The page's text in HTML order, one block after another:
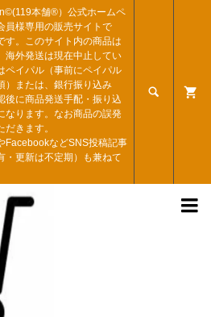
本舗®︎）公式ホームペ
員様専用の販売サイトで
す。このサイト内の商品は
海外発送は現在中止してい
ペイパル（事前にペイパル
）または、銀行振り込み
後に商品発送手配・振り込
なります。なお商品の誤発
きます。
FacebookなどSNS投稿記事
・更新は不定期）も兼ねて

